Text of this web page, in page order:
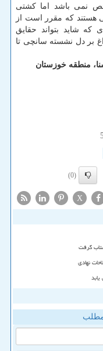
نمی باشد اما كشتی
كه مقرر است از
كه شاید بتواند حقایق
بر دل نشسته سانچی تا
منطقه خوزستان
(0)
X
نهادی
مطلب